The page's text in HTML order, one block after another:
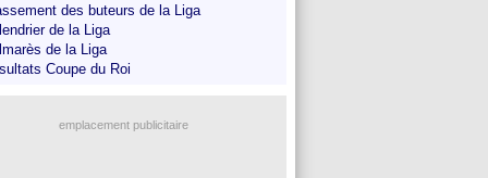
des buteurs de la Liga
de la Liga
de la Liga
Coupe du Roi
emplacement publicitaire